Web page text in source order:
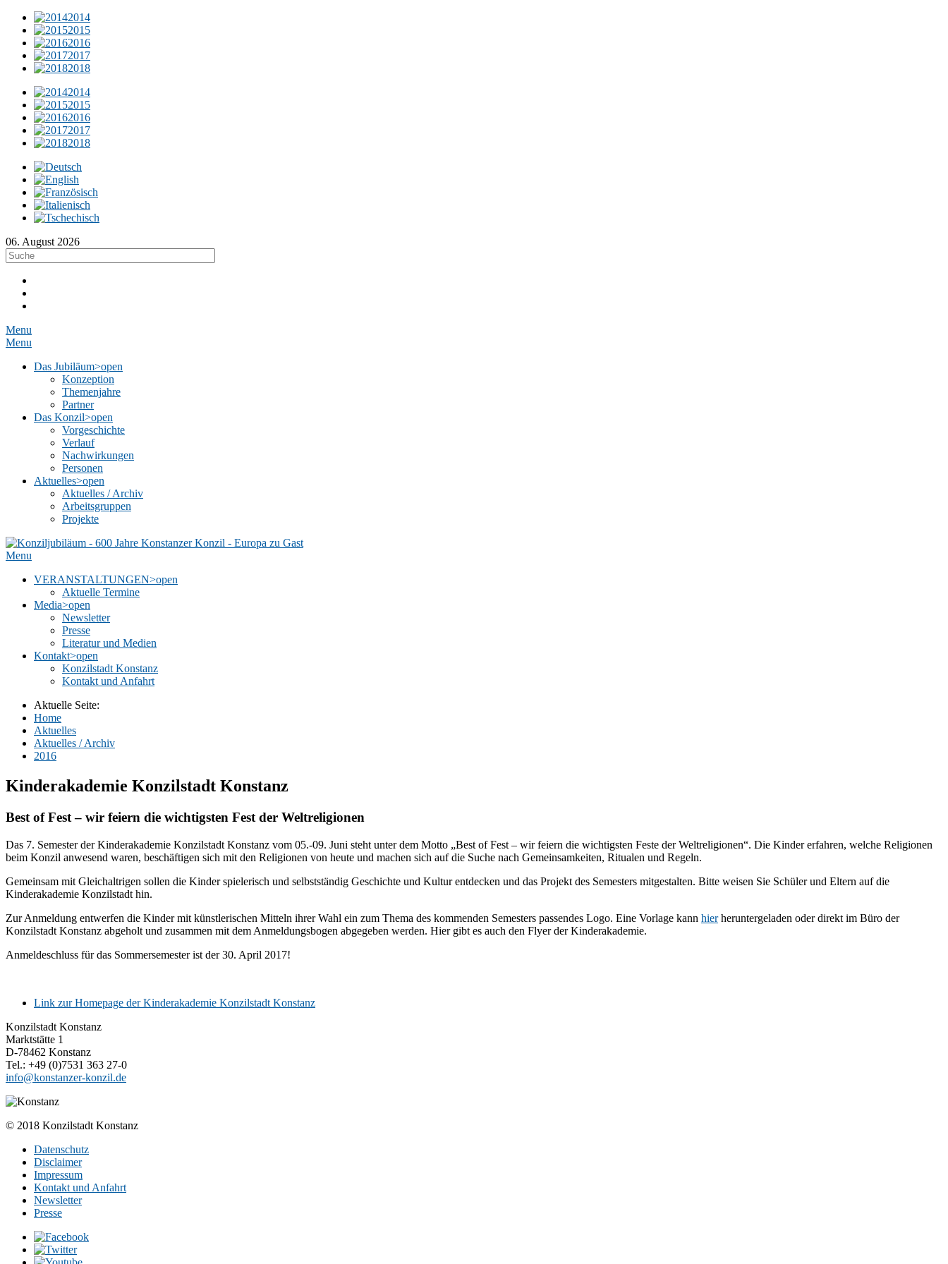
2014
2015
2016
2017
2018
2014
2015
2016
2017
2018
06. August 2026
Menu
Menu
Das Jubiläum>open
Konzeption
Themenjahre
Partner
Das Konzil>open
Vorgeschichte
Verlauf
Nachwirkungen
Personen
Aktuelles>open
Aktuelles / Archiv
Arbeitsgruppen
Projekte
Menu
VERANSTALTUNGEN>open
Aktuelle Termine
Media>open
Newsletter
Presse
Literatur und Medien
Kontakt>open
Konzilstadt Konstanz
Kontakt und Anfahrt
Aktuelle Seite:
Home
Aktuelles
Aktuelles / Archiv
2016
Kinderakademie Konzilstadt Konstanz
Best of Fest – wir feiern die wichtigsten Fest der Weltreligionen
Das 7. Semester der Kinderakademie Konzilstadt Konstanz vom 05.-09. Juni steht unter dem Motto „Best of Fest – wir feiern die wichtigsten Feste der Weltreligionen“. Die Kinder erfahren, welche Religionen
beim Konzil anwesend waren, beschäftigen sich mit den Religionen von heute und machen sich auf die Suche nach Gemeinsamkeiten, Ritualen und Regeln.
Gemeinsam mit Gleichaltrigen sollen die Kinder spielerisch und selbstständig Geschichte und Kultur entdecken und das Projekt des Semesters mitgestalten. Bitte weisen Sie Schüler und Eltern auf die
Kinderakademie Konzilstadt hin.
Zur Anmeldung entwerfen die Kinder mit künstlerischen Mitteln ihrer Wahl ein zum Thema des kommenden Semesters passendes Logo. Eine Vorlage kann hierheruntergeladen oder direkt im Büro der
Konzilstadt Konstanz abgeholt und zusammen mit dem Anmeldungsbogen abgegeben werden. Hier gibt es auch den Flyer der Kinderakademie.
Anmeldeschluss für das Sommersemester ist der 30. April 2017!
Link zur Homepage der Kinderakademie Konzilstadt Konstanz
Konzilstadt Konstanz
Marktstätte 1
D-78462 Konstanz
Tel.: +49 (0)7531 363 27-0
info@konstanzer-konzil.de
© 2018 Konzilstadt Konstanz
Datenschutz
Disclaimer
Impressum
Kontakt und Anfahrt
Newsletter
Presse